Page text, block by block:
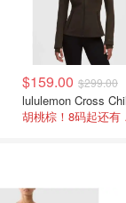
$159.00 $299.00